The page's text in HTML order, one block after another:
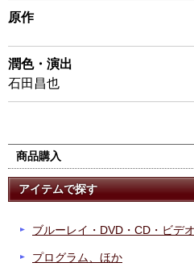
原作
潤色・演出
石田昌也
商品購入
アイテムで探す
ブルーレイ・DVD・CD・ビデオ
プログラム、ほか